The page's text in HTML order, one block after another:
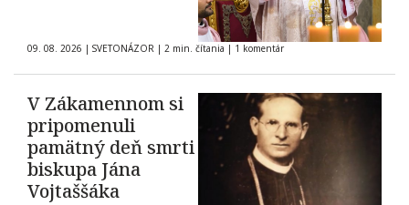
09. 08. 2026 | SVETONÁZOR | 2 min. čítania | 1 komentár
V Zákamennom si
pripomenuli
pamätný deň smrti
biskupa Jána
Vojtaššáka